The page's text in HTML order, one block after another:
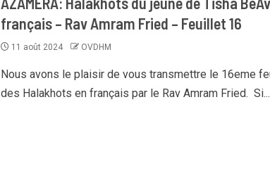
français – Rav Amram Fried – Feuillet 16
11 août 2024 OVDHM
Nous avons le plaisir de vous transmettre le 16eme
des Halakhots en français par le Rav Amram Fried. Si...